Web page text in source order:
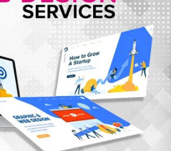
সৌদি আরব, তুরস্ক ও পাকিস্তানের মক্কা
চুক্তি স্বাক্ষর, কাগুজে চুক্তি সৌদিকে
নিরাপত্তা দেবে না- ইরান
হরমুজ সংকট: বিশ্ববাজারে আরও বাড়ল
তেলের দাম
মুক্তিযুদ্ধ কোনো রাজনৈতিক দলের যুদ্ধ
ছিল না : ভারপ্রাপ্ত রাষ্ট্রপতি